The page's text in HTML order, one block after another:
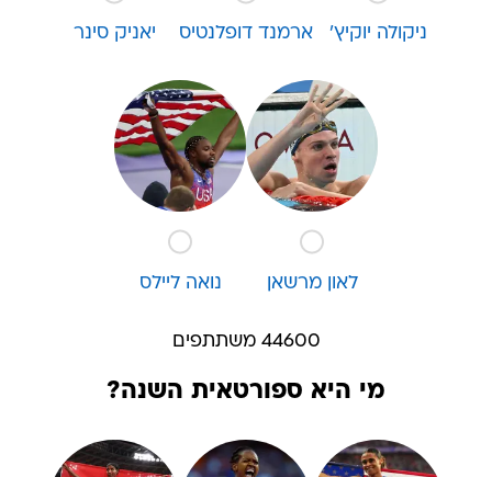
ניקולה יוקיץ' ארמנד דופלנטיס יאניק סינר
לאון מרשאן נואה ליילס
44600 משתתפים
מי היא ספורטאית השנה?